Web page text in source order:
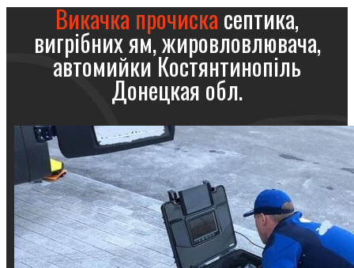
Викачка прочискасептика,
вигрібних ям, жировловлювача,
автомийки Костянтинопіль
Донецкая обл.